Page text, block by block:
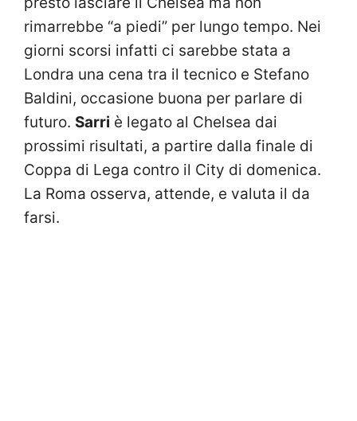
rimarrebbe “a piedi” per lungo tempo. Nei
giorni scorsi infatti ci sarebbe stata a
Londra una cena tra il tecnico e Stefano
Baldini, occasione buona per parlare di
futuro. Sarri è legato al Chelsea dai
prossimi risultati, a partire dalla finale di
Coppa di Lega contro il City di domenica.
La Roma osserva, attende, e valuta il da
farsi.